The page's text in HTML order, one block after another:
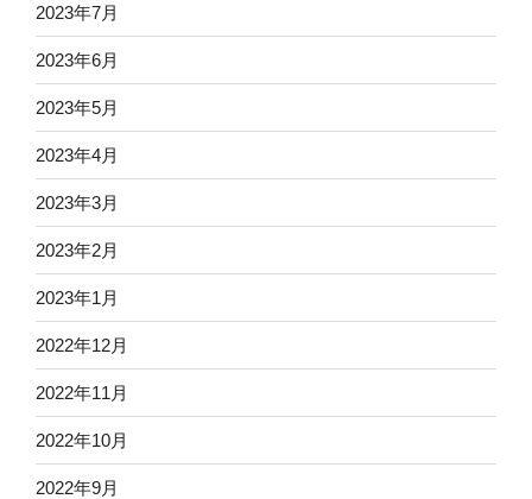
2023年7月
2023年6月
2023年5月
2023年4月
2023年3月
2023年2月
2023年1月
2022年12月
2022年11月
2022年10月
2022年9月